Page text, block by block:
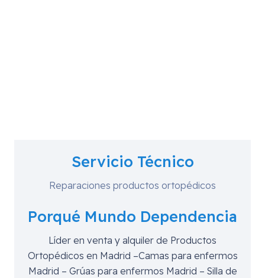
Servicio Técnico
Reparaciones productos ortopédicos
Porqué Mundo Dependencia
Líder en venta y alquiler de Productos
Ortopédicos en Madrid –Camas para enfermos
Madrid – Grúas para enfermos Madrid – Silla de